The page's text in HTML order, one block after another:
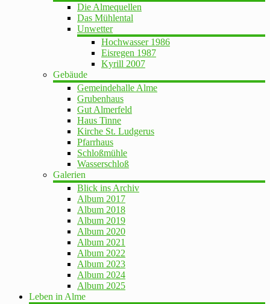
Die Almequellen
Das Mühlental
Unwetter
Hochwasser 1986
Eisregen 1987
Kyrill 2007
Gebäude
Gemeindehalle Alme
Grubenhaus
Gut Almerfeld
Haus Tinne
Kirche St. Ludgerus
Pfarrhaus
Schloßmühle
Wasserschloß
Galerien
Blick ins Archiv
Album 2017
Album 2018
Album 2019
Album 2020
Album 2021
Album 2022
Album 2023
Album 2024
Album 2025
Leben in Alme